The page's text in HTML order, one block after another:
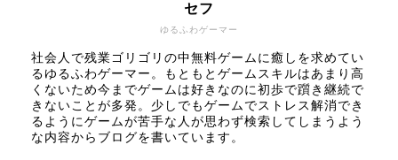
ゆるふわゲーマー
セフ
社会人で残業ゴリゴリの中無料ゲームに癒しを求めてい
るゆるふわゲーマー。もともとゲームスキルはあまり高
くないため今までゲームは好きなのに初歩で躓き継続で
きないことが多発。少しでもゲームでストレス解消でき
るようにゲームが苦手な人が思わず検索してしまうよう
な内容からブログを書いています。